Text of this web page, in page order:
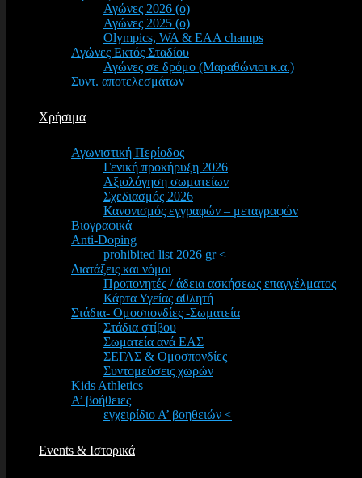
Αγώνες 2026 (o)
Αγώνες 2025 (o)
Olympics, WA & EAA champs
Αγώνες Εκτός Σταδίου
Αγώνες σε δρόμο (Μαραθώνιοι κ.α.)
Συντ. αποτελεσμάτων
Χρήσιμα
Αγωνιστική Περίοδος
Γενική προκήρυξη 2026
Αξιολόγηση σωματείων
Σχεδιασμός 2026
Κανονισμός εγγραφών – μεταγραφών
Βιογραφικά
Anti-Doping
prohibited list 2026 gr <
Διατάξεις και νόμοι
Προπονητές / άδεια ασκήσεως επαγγέλματος
Κάρτα Υγείας αθλητή
Στάδια- Ομοσπονδίες -Σωματεία
Στάδια στίβου
Σωματεία ανά ΕΑΣ
ΣΕΓΑΣ & Ομοσπονδίες
Συντομεύσεις χωρών
Kids Athletics
Α’ βοήθειες
εγχειρίδιο Α’ βοηθειών <
Events & Ιστορικά